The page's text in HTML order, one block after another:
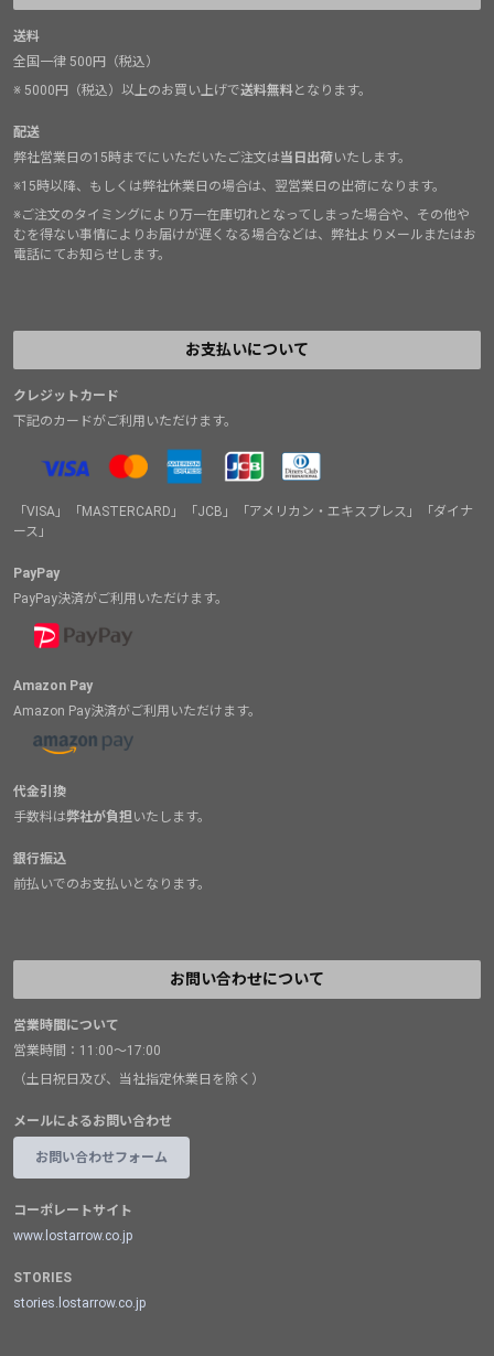
送料
全国一律 500円（税込）
※ 5000円（税込）以上のお買い上げで送料無料となります。
配送
弊社営業日の15時までにいただいたご注文は当日出荷いたします。
※15時以降、もしくは弊社休業日の場合は、翌営業日の出荷になります。
※ご注文のタイミングにより万一在庫切れとなってしまった場合や、その他や
むを得ない事情によりお届けが遅くなる場合などは、弊社よりメールまたはお
電話にてお知らせします。
お支払いについて
クレジットカード
下記のカードがご利用いただけます。
「VISA」「MASTERCARD」「JCB」「アメリカン・エキスプレス」「ダイナ
ース」
PayPay
PayPay決済がご利用いただけます。
Amazon Pay
Amazon Pay決済がご利用いただけます。
代金引換
手数料は弊社が負担いたします。
銀行振込
前払いでのお支払いとなります。
お問い合わせについて
営業時間について
営業時間：11:00～17:00
（土日祝日及び、当社指定休業日を除く）
メールによるお問い合わせ
お問い合わせフォーム
コーポレートサイト
www.lostarrow.co.jp
STORIES
stories.lostarrow.co.jp